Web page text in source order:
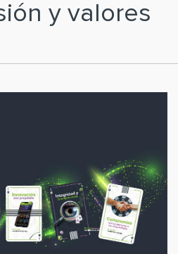
y valores